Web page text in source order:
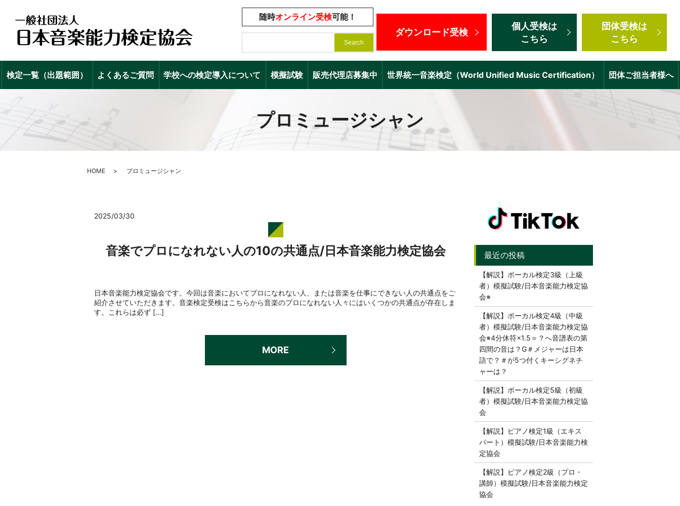
随時オンライン受検可能！
ダウンロード受検
個人受検は
こちら
団体受検は
こちら
検定一覧（出題範囲） よくあるご質問 学校への検定導入について 模擬試験 販売代理店募集中 世界統一音楽検定（World Unified Music Certification） 団体ご担当者様へ
プロミュージシャン
HOME プロミュージシャン
2025/03/30
音楽でプロになれない人の10の共通点/日本音楽能力検定協会
日本音楽能力検定協会です。今回は音楽においてプロになれない人、または音楽を仕事にできない人の共通点をご
紹介させていただきます。音楽検定受検はこちらから音楽のプロになれない人々にはいくつかの共通点が存在しま
す。これらは必ず […]
MORE
【解説】ボーカル検定3級（上級
者）模擬試験/日本音楽能力検定協
会※
【解説】ボーカル検定4級（中級
者）模擬試験/日本音楽能力検定協
会※4分休符×1.5＝？へ音譜表の第
四間の音は？G＃メジャーは日本
語で？＃が5つ付くキーシグネチ
ャーは？
【解説】ボーカル検定5級（初級
者）模擬試験/日本音楽能力検定協
会
【解説】ピアノ検定1級（エキス
パート）模擬試験/日本音楽能力検
定協会
【解説】ピアノ検定2級（プロ・
講師）模擬試験/日本音楽能力検定
協会